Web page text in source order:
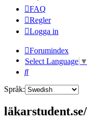
FAQ
Regler
Logga in
Forumindex
Select Language ▼
Sök
Språk: